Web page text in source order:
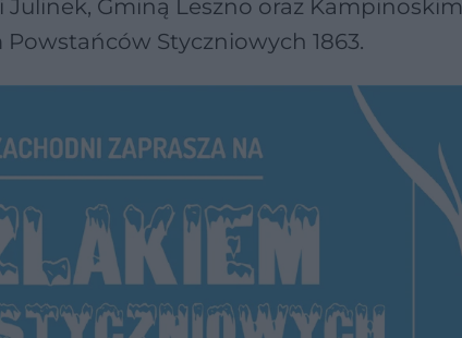
Gminą Leszno oraz Kampinoskim
Styczniowych 1863.